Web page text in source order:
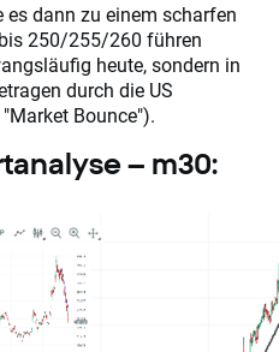
dann zu einem scharfen
250/255/260 führen
heute, sondern in
durch die US
Bounce").
– m30: